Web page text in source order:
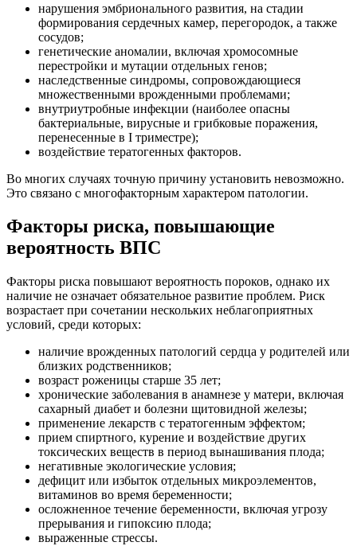
нарушения эмбрионального развития, на стадии
формирования сердечных камер, перегородок, а также
сосудов;
генетические аномалии, включая хромосомные
перестройки и мутации отдельных генов;
наследственные синдромы, сопровождающиеся
множественными врожденными проблемами;
внутриутробные инфекции (наиболее опасны
бактериальные, вирусные и грибковые поражения,
перенесенные в I триместре);
воздействие тератогенных факторов.
Во многих случаях точную причину установить невозможно.
Это связано с многофакторным характером патологии.
Факторы риска, повышающие
вероятность ВПС
Факторы риска повышают вероятность пороков, однако их
наличие не означает обязательное развитие проблем. Риск
возрастает при сочетании нескольких неблагоприятных
условий, среди которых:
наличие врожденных патологий сердца у родителей или
близких родственников;
возраст роженицы старше 35 лет;
хронические заболевания в анамнезе у матери, включая
сахарный диабет и болезни щитовидной железы;
применение лекарств с тератогенным эффектом;
прием спиртного, курение и воздействие других
токсических веществ в период вынашивания плода;
негативные экологические условия;
дефицит или избыток отдельных микроэлементов,
витаминов во время беременности;
осложненное течение беременности, включая угрозу
прерывания и гипоксию плода;
выраженные стрессы.